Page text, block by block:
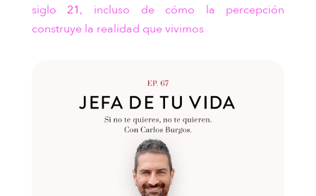
siglo21, incluso de cómo la percepción
construye la realidad que vivimos